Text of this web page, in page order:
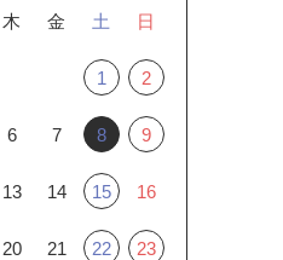
木 金 土 日
1 2
6 7 8 9
13 14 15 16
20 21 22 23